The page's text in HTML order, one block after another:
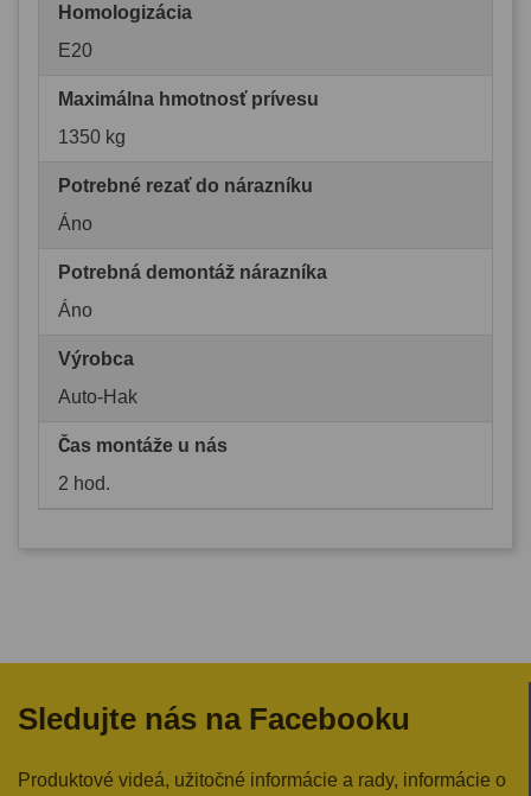
Homologizácia
E20
Maximálna hmotnosť prívesu
1350 kg
Potrebné rezať do nárazníku
Áno
Potrebná demontáž nárazníka
Áno
Výrobca
Auto-Hak
Čas montáže u nás
2 hod.
Sledujte nás na Facebooku
Produktové videá, užitočné informácie a rady, informácie o